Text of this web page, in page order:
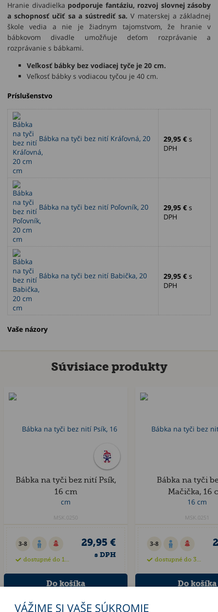
Hranie divadielka podporuje fantáziu, rozvoj slovnej zásoby
a schopnosť učiť sa a sústrediť sa.V materskej a základnej
škole vedia a nie je žiadnym tajomstvom, že hranie v
bábkovom divadle umožňuje deťom rozprávanie a
rozprávanie s bábkami.
Veľkosť bábky bez vodiacej tyče je 20 cm.
Veľkosť bábky s vodiacou tyčou je 40 cm.
Príslušenstvo
Bábka na tyči bez nití Kráľovná, 20
cm
29,95 € s
DPH
Bábka na tyči bez nití Poľovník, 20
cm
29,95 € s
DPH
Bábka na tyči bez nití Babička, 20
cm
29,95 € s
DPH
Vaše názory
Súvisiace produkty
Bábka na tyči bez nití Psík,
16 cm
MSK.0250
3-8
dostupné do 15 dní
29,95 €
s DPH
Bábka na tyči
Mačička, 16
MSK.0251
3-8
dostupné do 35 dní
VÁŽIME SI VAŠE SÚKROMIE